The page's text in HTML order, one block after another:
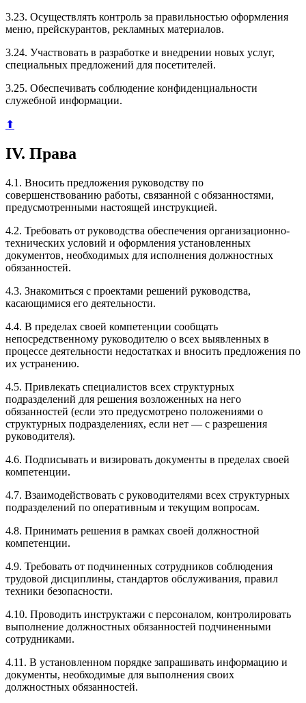
3.23. Осуществлять контроль за правильностью оформления
меню, прейскурантов, рекламных материалов.
3.24. Участвовать в разработке и внедрении новых услуг,
специальных предложений для посетителей.
3.25. Обеспечивать соблюдение конфиденциальности
служебной информации.
⬆
IV. Права
4.1. Вносить предложения руководству по
совершенствованию работы, связанной с обязанностями,
предусмотренными настоящей инструкцией.
4.2. Требовать от руководства обеспечения организационно-
технических условий и оформления установленных
документов, необходимых для исполнения должностных
обязанностей.
4.3. Знакомиться с проектами решений руководства,
касающимися его деятельности.
4.4. В пределах своей компетенции сообщать
непосредственному руководителю о всех выявленных в
процессе деятельности недостатках и вносить предложения по
их устранению.
4.5. Привлекать специалистов всех структурных
подразделений для решения возложенных на него
обязанностей (если это предусмотрено положениями о
структурных подразделениях, если нет — с разрешения
руководителя).
4.6. Подписывать и визировать документы в пределах своей
компетенции.
4.7. Взаимодействовать с руководителями всех структурных
подразделений по оперативным и текущим вопросам.
4.8. Принимать решения в рамках своей должностной
компетенции.
4.9. Требовать от подчиненных сотрудников соблюдения
трудовой дисциплины, стандартов обслуживания, правил
техники безопасности.
4.10. Проводить инструктажи с персоналом, контролировать
выполнение должностных обязанностей подчиненными
сотрудниками.
4.11. В установленном порядке запрашивать информацию и
документы, необходимые для выполнения своих
должностных обязанностей.